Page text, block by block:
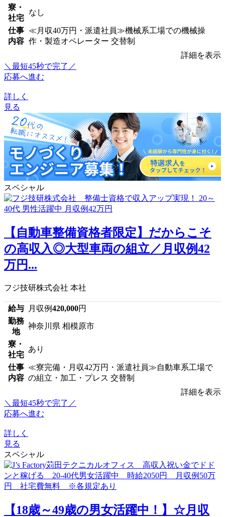
寮・
社宅
なし
仕事
内容
≪月収40万円・派遣社員≫機械系工場での機械操
作・製造オペレーター 交替制
詳細を表示
＼最短45秒で完了／
応募へ進む
詳しく
見る
スペシャル
【自動車整備資格者限定】だからこそ
の高収入◎大型車両の組立／月収例42
万円...
フジ技研株式会社 本社
給与 月収例420,000円
勤務
地
神奈川県 相模原市
寮・
社宅
あり
仕事
内容
≪寮完備・月収42万円・派遣社員≫自動車系工場で
の組立・加工・プレス 交替制
詳細を表示
＼最短45秒で完了／
応募へ進む
詳しく
見る
スペシャル
【18歳～49歳の男女活躍中！】☆月収